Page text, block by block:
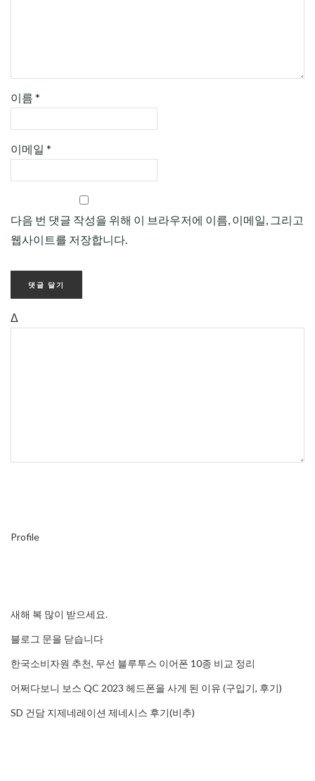
이름 *
이메일 *
다음 번 댓글 작성을 위해 이 브라우저에 이름, 이메일, 그리고
웹사이트를 저장합니다.
Δ
Profile
새해 복 많이 받으세요.
블로그 문을 닫습니다
한국소비자원 추천, 무선 블루투스 이어폰 10종 비교 정리
어쩌다보니 보스 QC 2023 헤드폰을 사게 된 이유 (구입기, 후기)
SD 건담 지제네레이션 제네시스 후기(비추)